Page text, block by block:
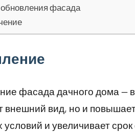
фасада
фасада дачного дома —
внешний вид, но и
условий и увеличивает